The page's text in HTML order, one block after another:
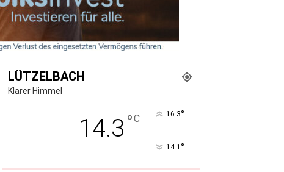
LÜTZELBACH
Klarer Himmel
14.3 °C 16.3°
14.1 °